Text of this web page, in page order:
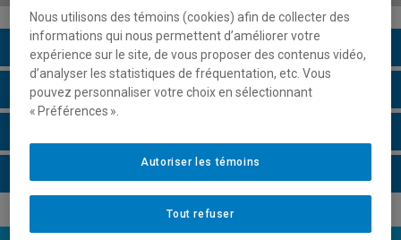
Description du cours
Horaire - Été 2026
Nous utilisons des témoins (cookies) afin de collecter des
informations qui nous permettent d’améliorer votre
expérience sur le site, de vous proposer des contenus vidéo,
d’analyser les statistiques de fréquentation, etc. Vous
pouvez personnaliser votre choix en sélectionnant
« Préférences ».
Tout refuser
Autoriser les témoins